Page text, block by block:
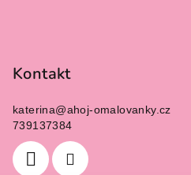
Kontakt
katerina@ahoj-omalovanky.cz
739137384